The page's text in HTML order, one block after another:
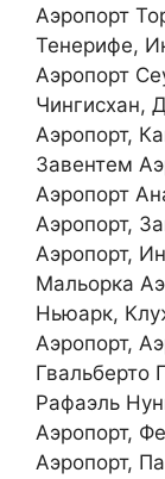
Аэропорт
Тенерифе,
Аэропорт
Чингисхан,
Аэропорт,
Завентем
Аэропорт
Аэропорт,
Аэропорт,
Мальорка
Ньюарк,
Аэропорт,
Гвальберто
Рафаэль
Аэропорт,
Аэропорт,